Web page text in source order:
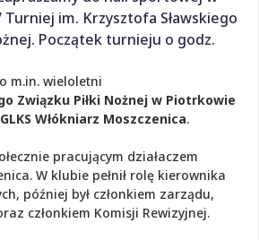
Turniej im. Krzysztofa Sławskiego
Początek turnieju o godz.
m.in. wieloletni
Związku Piłki Nożnej w Piotrkowie
GLKS Włókniarz Moszczenica.
pracującym działaczem
W klubie pełnił rolę kierownika
później był członkiem zarządu,
członkiem Komisji Rewizyjnej.